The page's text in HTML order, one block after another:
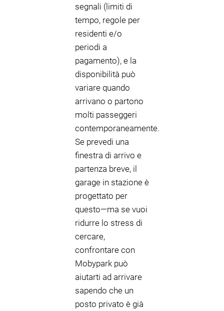
segnali (limiti di
tempo, regole per
residenti e/o
periodi a
pagamento), e la
disponibilità può
variare quando
arrivano o partono
molti passeggeri
contemporaneamente.
Se prevedi una
finestra di arrivo e
partenza breve, il
garage in stazione è
progettato per
questo—ma se vuoi
ridurre lo stress di
cercare,
confrontare con
Mobypark può
aiutarti ad arrivare
sapendo che un
posto privato è già